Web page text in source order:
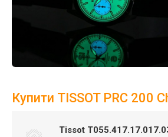
Купити TISSOT PRC 200
Tissot